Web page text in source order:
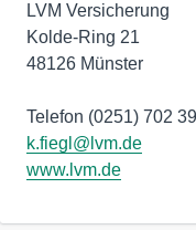
LVM Versicherung
Kolde-Ring 21
48126 Münster
k.fiegl@lvm.de
www.lvm.de